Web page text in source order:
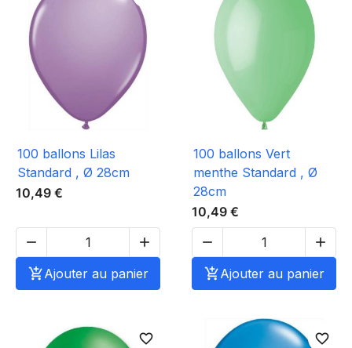
100 ballons Lilas
Standard , Ø 28cm
10,49 €


Ajouter au panier
100 ballons Vert
menthe Standard , Ø
28cm
10,49 €


Ajouter au panier
favorite_border favorite_border